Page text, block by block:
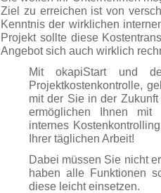
Ziel zu erreichen ist von
Kenntnis der wirklichen
Projekt sollte diese
Angebot sich auch wirklich
Mit okapiStart und
Projektkostenkontrolle,
mit der Sie in der
ermöglichen Ihnen mit
internes
Ihrer täglichen Arbeit!
Dabei müssen Sie nicht
haben alle Funktionen
diese leicht einsetzen.